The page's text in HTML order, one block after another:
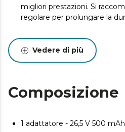
migliori prestazioni. Si
regolare per prolungare la
Vedere di più
Composizione
1 adattatore - 26,5 V 500 mAh